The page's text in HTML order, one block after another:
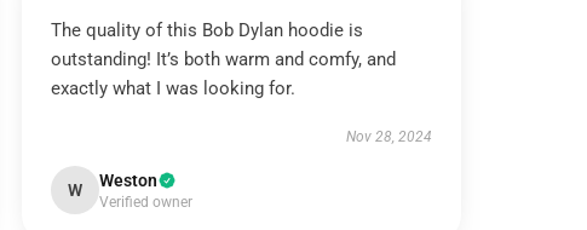
The quality of this Bob Dylan hoodie is
outstanding! It’s both warm and comfy, and
exactly what I was looking for.
Nov 28, 2024
W Weston
Verified owner